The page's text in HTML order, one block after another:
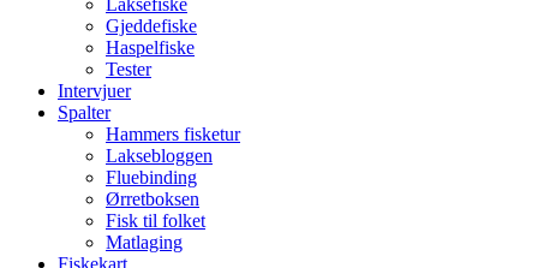
Gjeddefiske
Haspelfiske
Tester
Intervjuer
Spalter
Hammers fisketur
Laksebloggen
Fluebinding
Ørretboksen
Fisk til folket
Matlaging
Fiskekart